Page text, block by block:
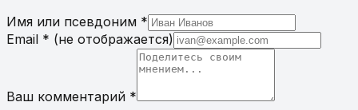
Имя или псевдоним *
Email * (не отображается)
Ваш комментарий *